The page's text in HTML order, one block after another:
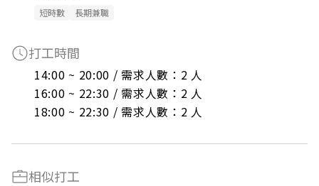
短時數 長期兼職
打工時間
14:00 ~ 20:00 / 需求人數：2 人
16:00 ~ 22:30 / 需求人數：2 人
18:00 ~ 22:30 / 需求人數：2 人
相似打工